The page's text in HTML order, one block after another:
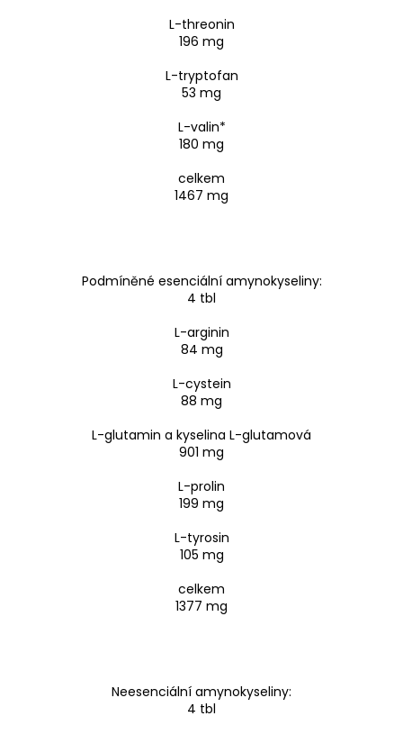
L-threonin
196 mg
L-tryptofan
53 mg
L-valin*
180 mg
celkem
1467 mg
Podmíněné esenciální amynokyseliny:
4 tbl
L-arginin
84 mg
L-cystein
88 mg
L-glutamin a kyselina L-glutamová
901 mg
L-prolin
199 mg
L-tyrosin
105 mg
celkem
1377 mg
Neesenciální amynokyseliny:
4 tbl